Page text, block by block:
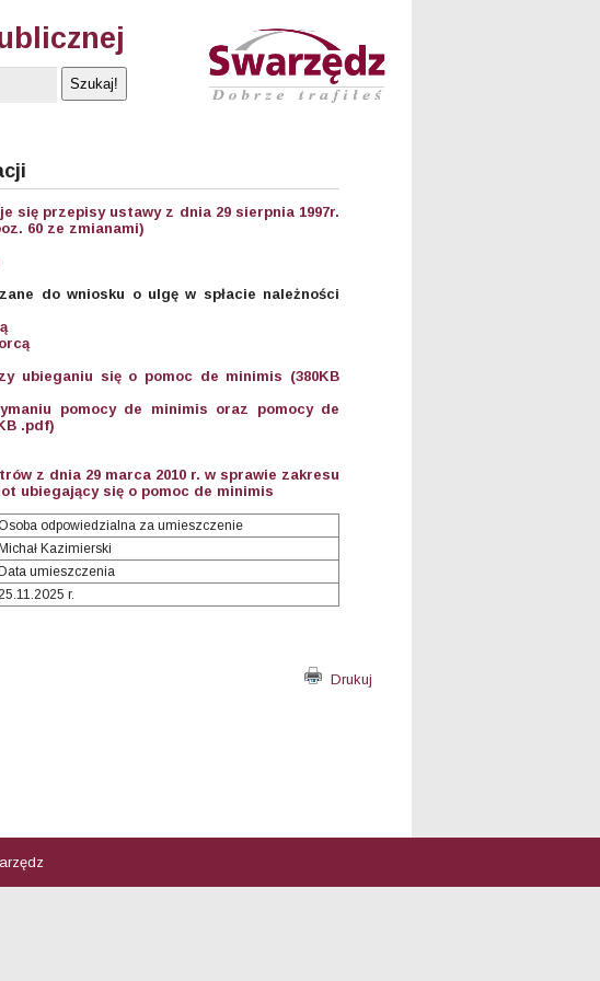
się przepisy ustawy z dnia 29 sierpnia 1997r.
60 ze zmianami)
do wniosku o ulgę w spłacie należności
ubieganiu się o pomoc de minimis (380KB
pomocy de minimis oraz pomocy de
.pdf)
z dnia 29 marca 2010 r. w sprawie zakresu
ubiegający się o pomoc de minimis
odpowiedzialna za umieszczenie
Michał Kazimierski
Data umieszczenia
r.
Drukuj